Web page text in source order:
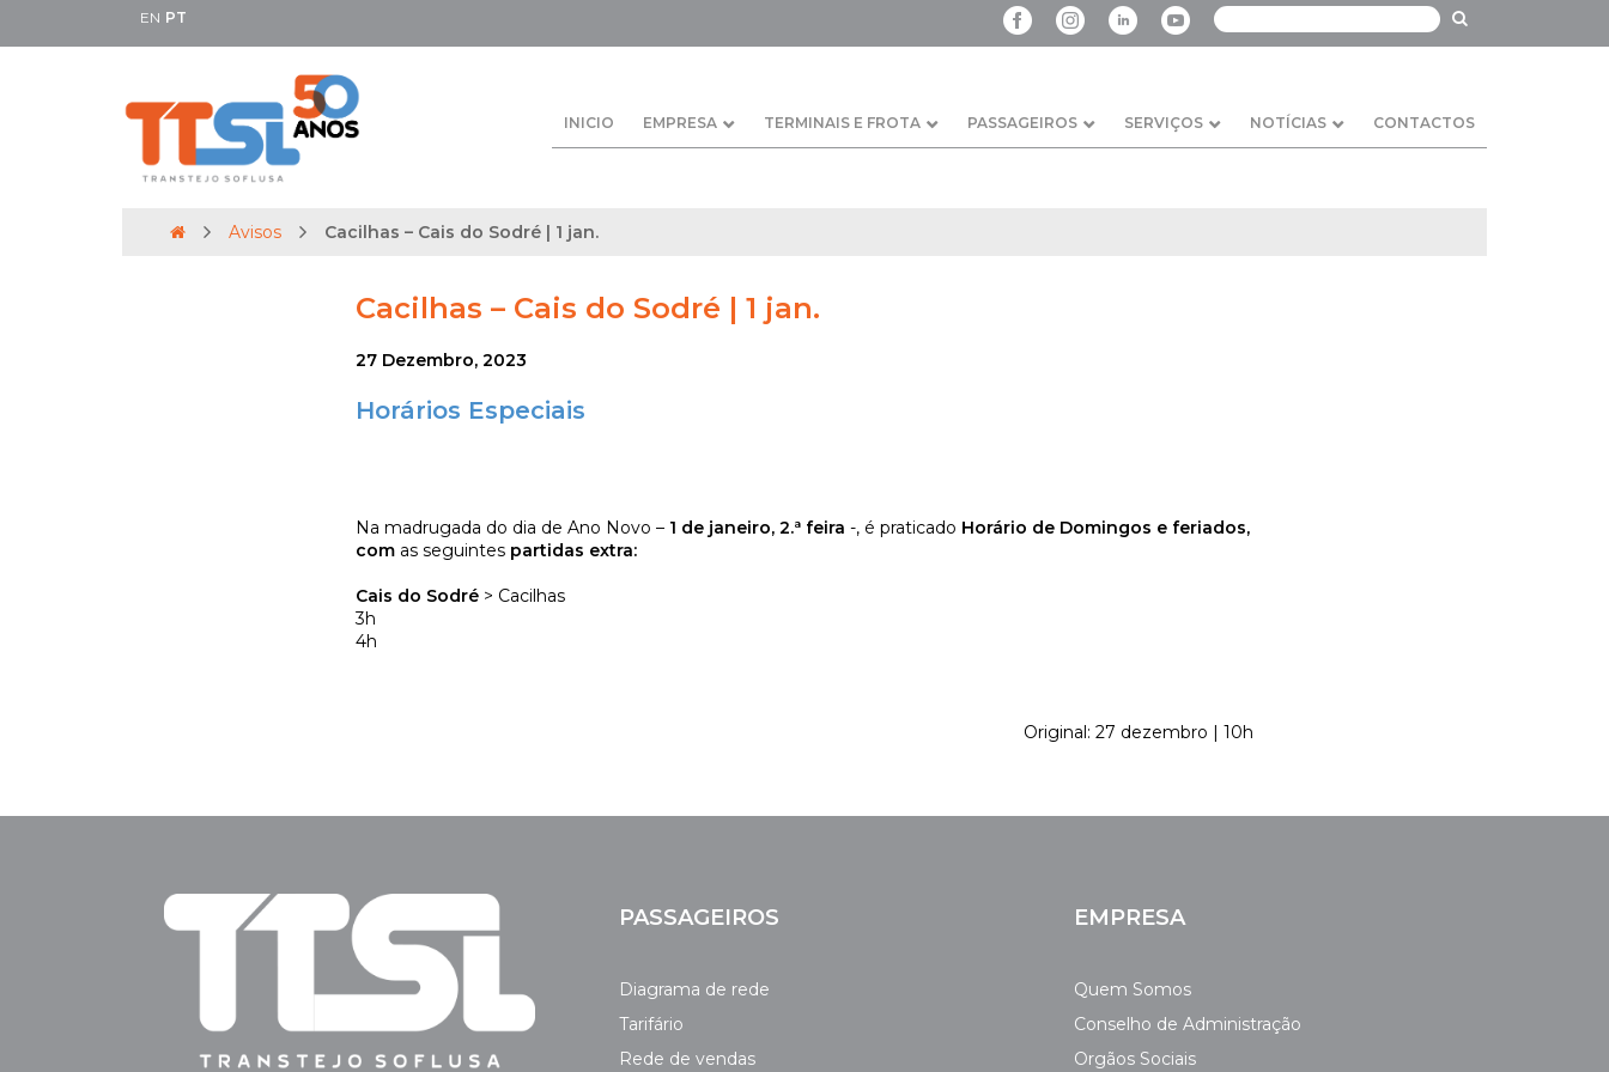
EN PT
INICIO EMPRESA TERMINAIS E FROTA PASSAGEIROS SERVIÇOS NOTÍCIAS CONTACTOS
Avisos Cacilhas – Cais do Sodré | 1 jan.
Cacilhas – Cais do Sodré | 1 jan.
27 Dezembro, 2023
Horários Especiais
Na madrugada do dia de Ano Novo – 1 de janeiro, 2.ª feira -, é praticado Horário de Domingos e feriados,
com as seguintes partidas extra:
Cais do Sodré > Cacilhas
3h
4h
Original: 27 dezembro | 10h
PASSAGEIROS
Diagrama de rede
Tarifário
Rede de vendas
EMPRESA
Quem Somos
Conselho de Administração
Orgãos Sociais